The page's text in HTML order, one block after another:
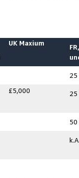
UK Maxium
25
£5,000 25
50